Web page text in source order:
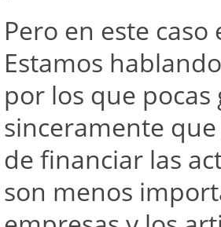
Pero en este
Estamos
por los que
sinceramente
de financiar las
son menos